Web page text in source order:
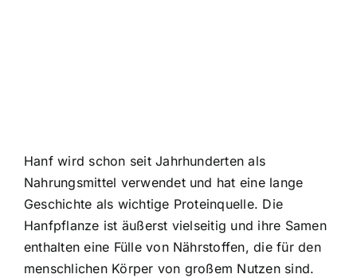
Hanf wird schon seit Jahrhunderten als
Nahrungsmittel verwendet und hat eine lange
Geschichte als wichtige Proteinquelle. Die
Hanfpflanze ist äußerst vielseitig und ihre Samen
enthalten eine Fülle von Nährstoffen, die für den
menschlichen Körper von großem Nutzen sind.